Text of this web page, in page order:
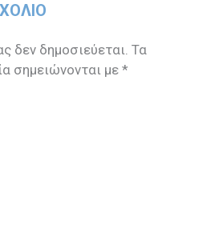
δεν δημοσιεύεται. Τα
σημειώνονται με*